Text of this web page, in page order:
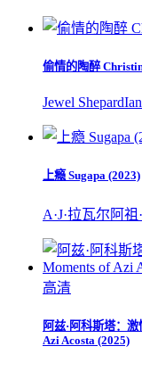
偷情的陶醉
Jewel Shepard
上瘾 Sugapa (2023)
A·J·拉瓦尔 阿
高清
阿兹·阿科斯塔：
Azi Acosta (2025)